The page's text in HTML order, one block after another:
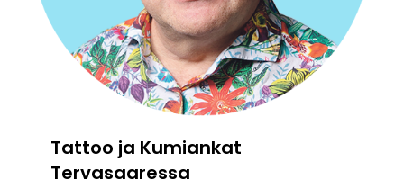
Tattoo ja Kumiankat
Tervasaaressa